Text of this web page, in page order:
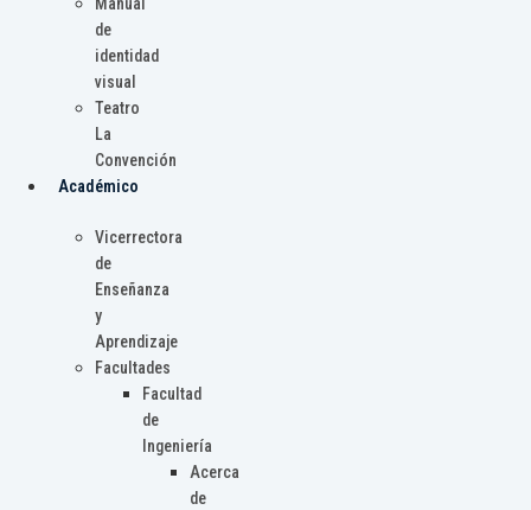
Manual
de
identidad
visual
Teatro
La
Convención
Académico
Vicerrectora
de
Enseñanza
y
Aprendizaje
Facultades
Facultad
de
Ingeniería
Acerca
de